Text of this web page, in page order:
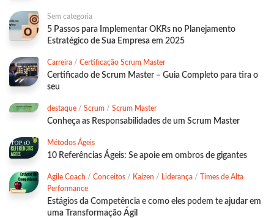
Sem categoria
5 Passos para Implementar OKRs no Planejamento
Estratégico de Sua Empresa em 2025
Carreira / Certificação Scrum Master
Certificado de Scrum Master – Guia Completo para tira o
seu
destaque / Scrum / Scrum Master
Conheça as Responsabilidades de um Scrum Master
Métodos Ágeis
10 Referências Ágeis: Se apoie em ombros de gigantes
Agile Coach / Conceitos / Kaizen / Liderança / Times de Alta
Performance
Estágios da Competência e como eles podem te ajudar em
uma Transformação Ágil